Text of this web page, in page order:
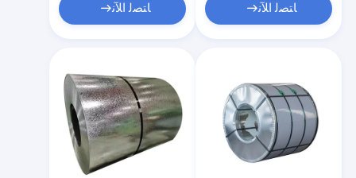
ﺎﺘﺼﻟ ﺍﻶﻧ ﺎﺘﺼﻟ ﺍﻶﻧ